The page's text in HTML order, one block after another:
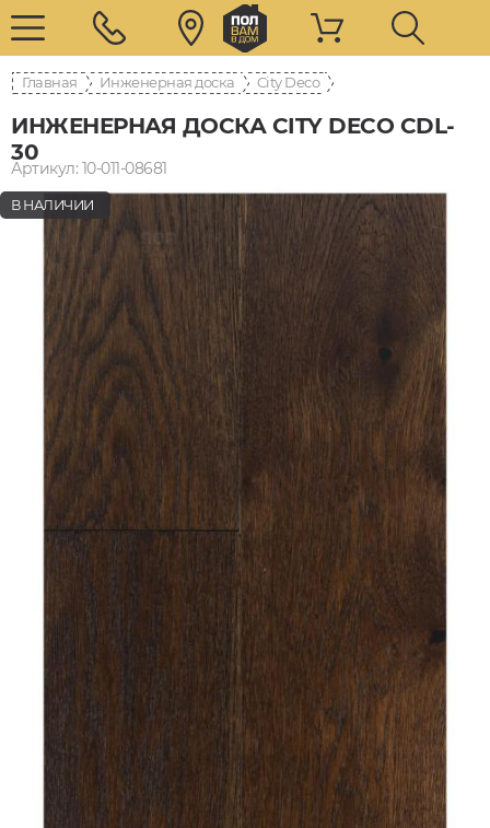
Главная Инженерная доска City Deco
ИНЖЕНЕРНАЯ ДОСКА CITY DECO CDL-
30
Артикул: 10-011-08681
В НАЛИЧИИ